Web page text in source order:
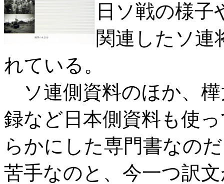
日ソ戦の様子
関連したソ連
れている。
ソ連側資料のほか、樺
録など日本側資料も使
らかにした専門書なの
苦手なのと、今一つ訳